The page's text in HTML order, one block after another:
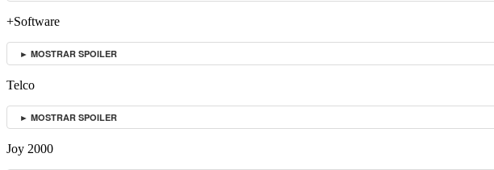
+Software
► MOSTRAR SPOILER
Telco
► MOSTRAR SPOILER
Joy 2000